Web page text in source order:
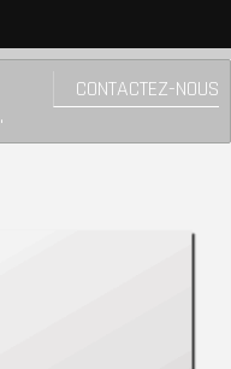
CONTACTEZ-NOUS